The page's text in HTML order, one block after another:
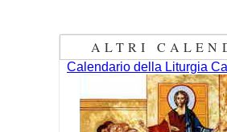
ALTRI
Calendario della Liturgia